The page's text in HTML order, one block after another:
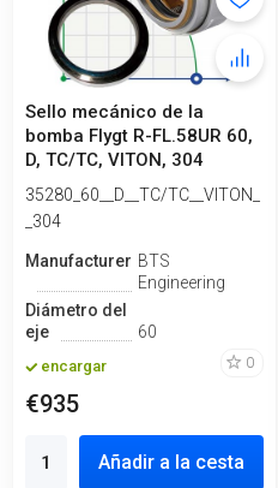
Sello mecánico de la
bomba Flygt R-FL.58UR 60,
D, TC/TC, VITON, 304
35280_60__D__TC/TC__VITON_
_304
ManufactureroBTS
Engineering
Diámetro del
eje
60
encargar 0
€935
Añadir a la cesta